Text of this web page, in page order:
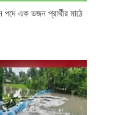
পদে এক ডজন প্রার্থীর মাঠে